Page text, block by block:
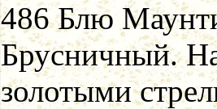
486 Блю
Брусничный.
золотыми